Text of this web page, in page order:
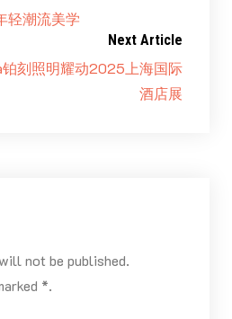
轻潮流美学
Next Article
刻照明耀动2025上海国际
酒店展
not be published.
*.